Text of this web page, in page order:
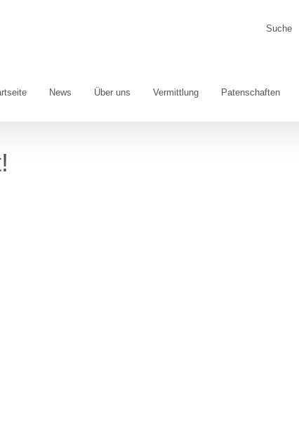
News Über uns Vermittlung Patenschaften